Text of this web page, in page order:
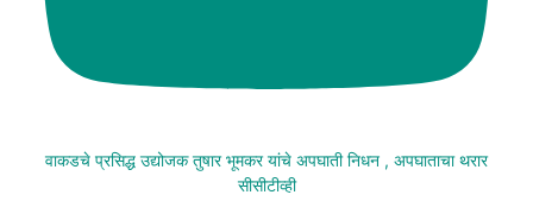
वाकडचे प्रसिद्ध उद्योजक तुषार भूमकर यांचे अपघाती निधन , अपघाताचा थरार
सीसीटीव्ही